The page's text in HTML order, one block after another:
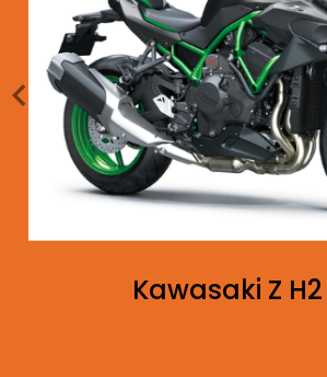
Kawasaki Z H2